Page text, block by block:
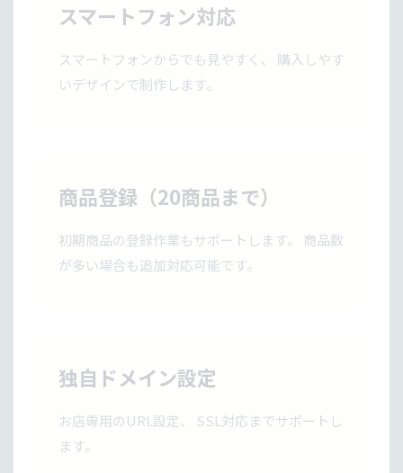
スマートフォン対応
スマートフォンからでも見やすく、 購入しやす
いデザインで制作します。
商品登録（20商品まで）
初期商品の登録作業もサポートします。 商品数
が多い場合も追加対応可能です。
独自ドメイン設定
お店専用のURL設定、 SSL対応までサポートし
ます。